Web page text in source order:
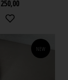
250,00
NEW